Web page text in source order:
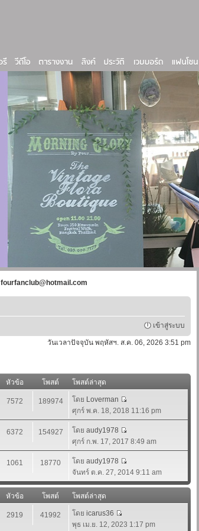
fourfanclub@hotmail.com
เข้าสู่ระบบ
วันเวลาปัจจุบัน พฤหัสฯ. ส.ค. 06, 2026 3:51 pm
หัวข้อ โพสต์
โพสต์ล่าสุด
7572 189974 โดย Loverman
ศุกร์ พ.ค. 18, 2018 11:16 pm
6372 154927 โดย audy1978
ศุกร์ ก.พ. 17, 2017 8:49 am
1061 18770 โดย audy1978
จันทร์ ต.ค. 27, 2014 9:11 am
หัวข้อ โพสต์
โพสต์ล่าสุด
2919 41992 โดย icarus36
พุธ เม.ย. 12, 2023 1:17 pm